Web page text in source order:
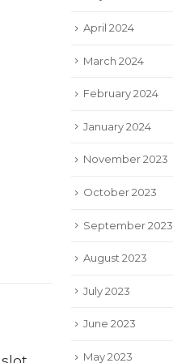
April 2024
March 2024
February 2024
January 2024
November 2023
October 2023
September 2023
August 2023
July 2023
June 2023
May 2023